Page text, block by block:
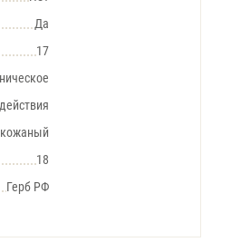
Да
17
кожаный
18
Герб РФ